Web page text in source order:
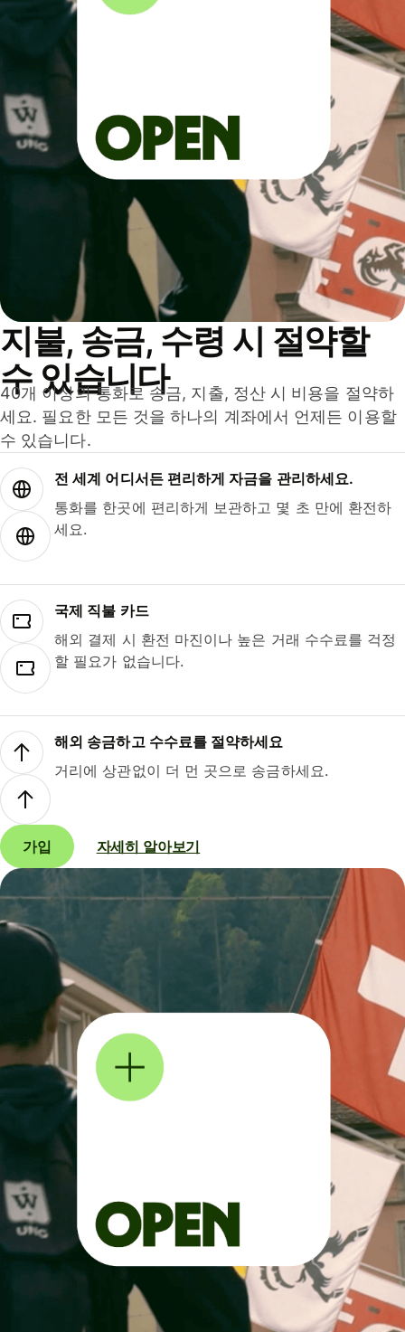
지불, 송금, 수령 시 절약할
수 있습니다
40개 이상의 통화로 송금, 지출, 정산 시 비용을 절약하
세요. 필요한 모든 것을 하나의 계좌에서 언제든 이용할
수 있습니다.
전 세계 어디서든 편리하게 자금을 관리하세요.
통화를 한곳에 편리하게 보관하고 몇 초 만에 환전하
세요.
국제 직불 카드
해외 결제 시 환전 마진이나 높은 거래 수수료를 걱정
할 필요가 없습니다.
해외 송금하고 수수료를 절약하세요
거리에 상관없이 더 먼 곳으로 송금하세요.
가입 자세히 알아보기